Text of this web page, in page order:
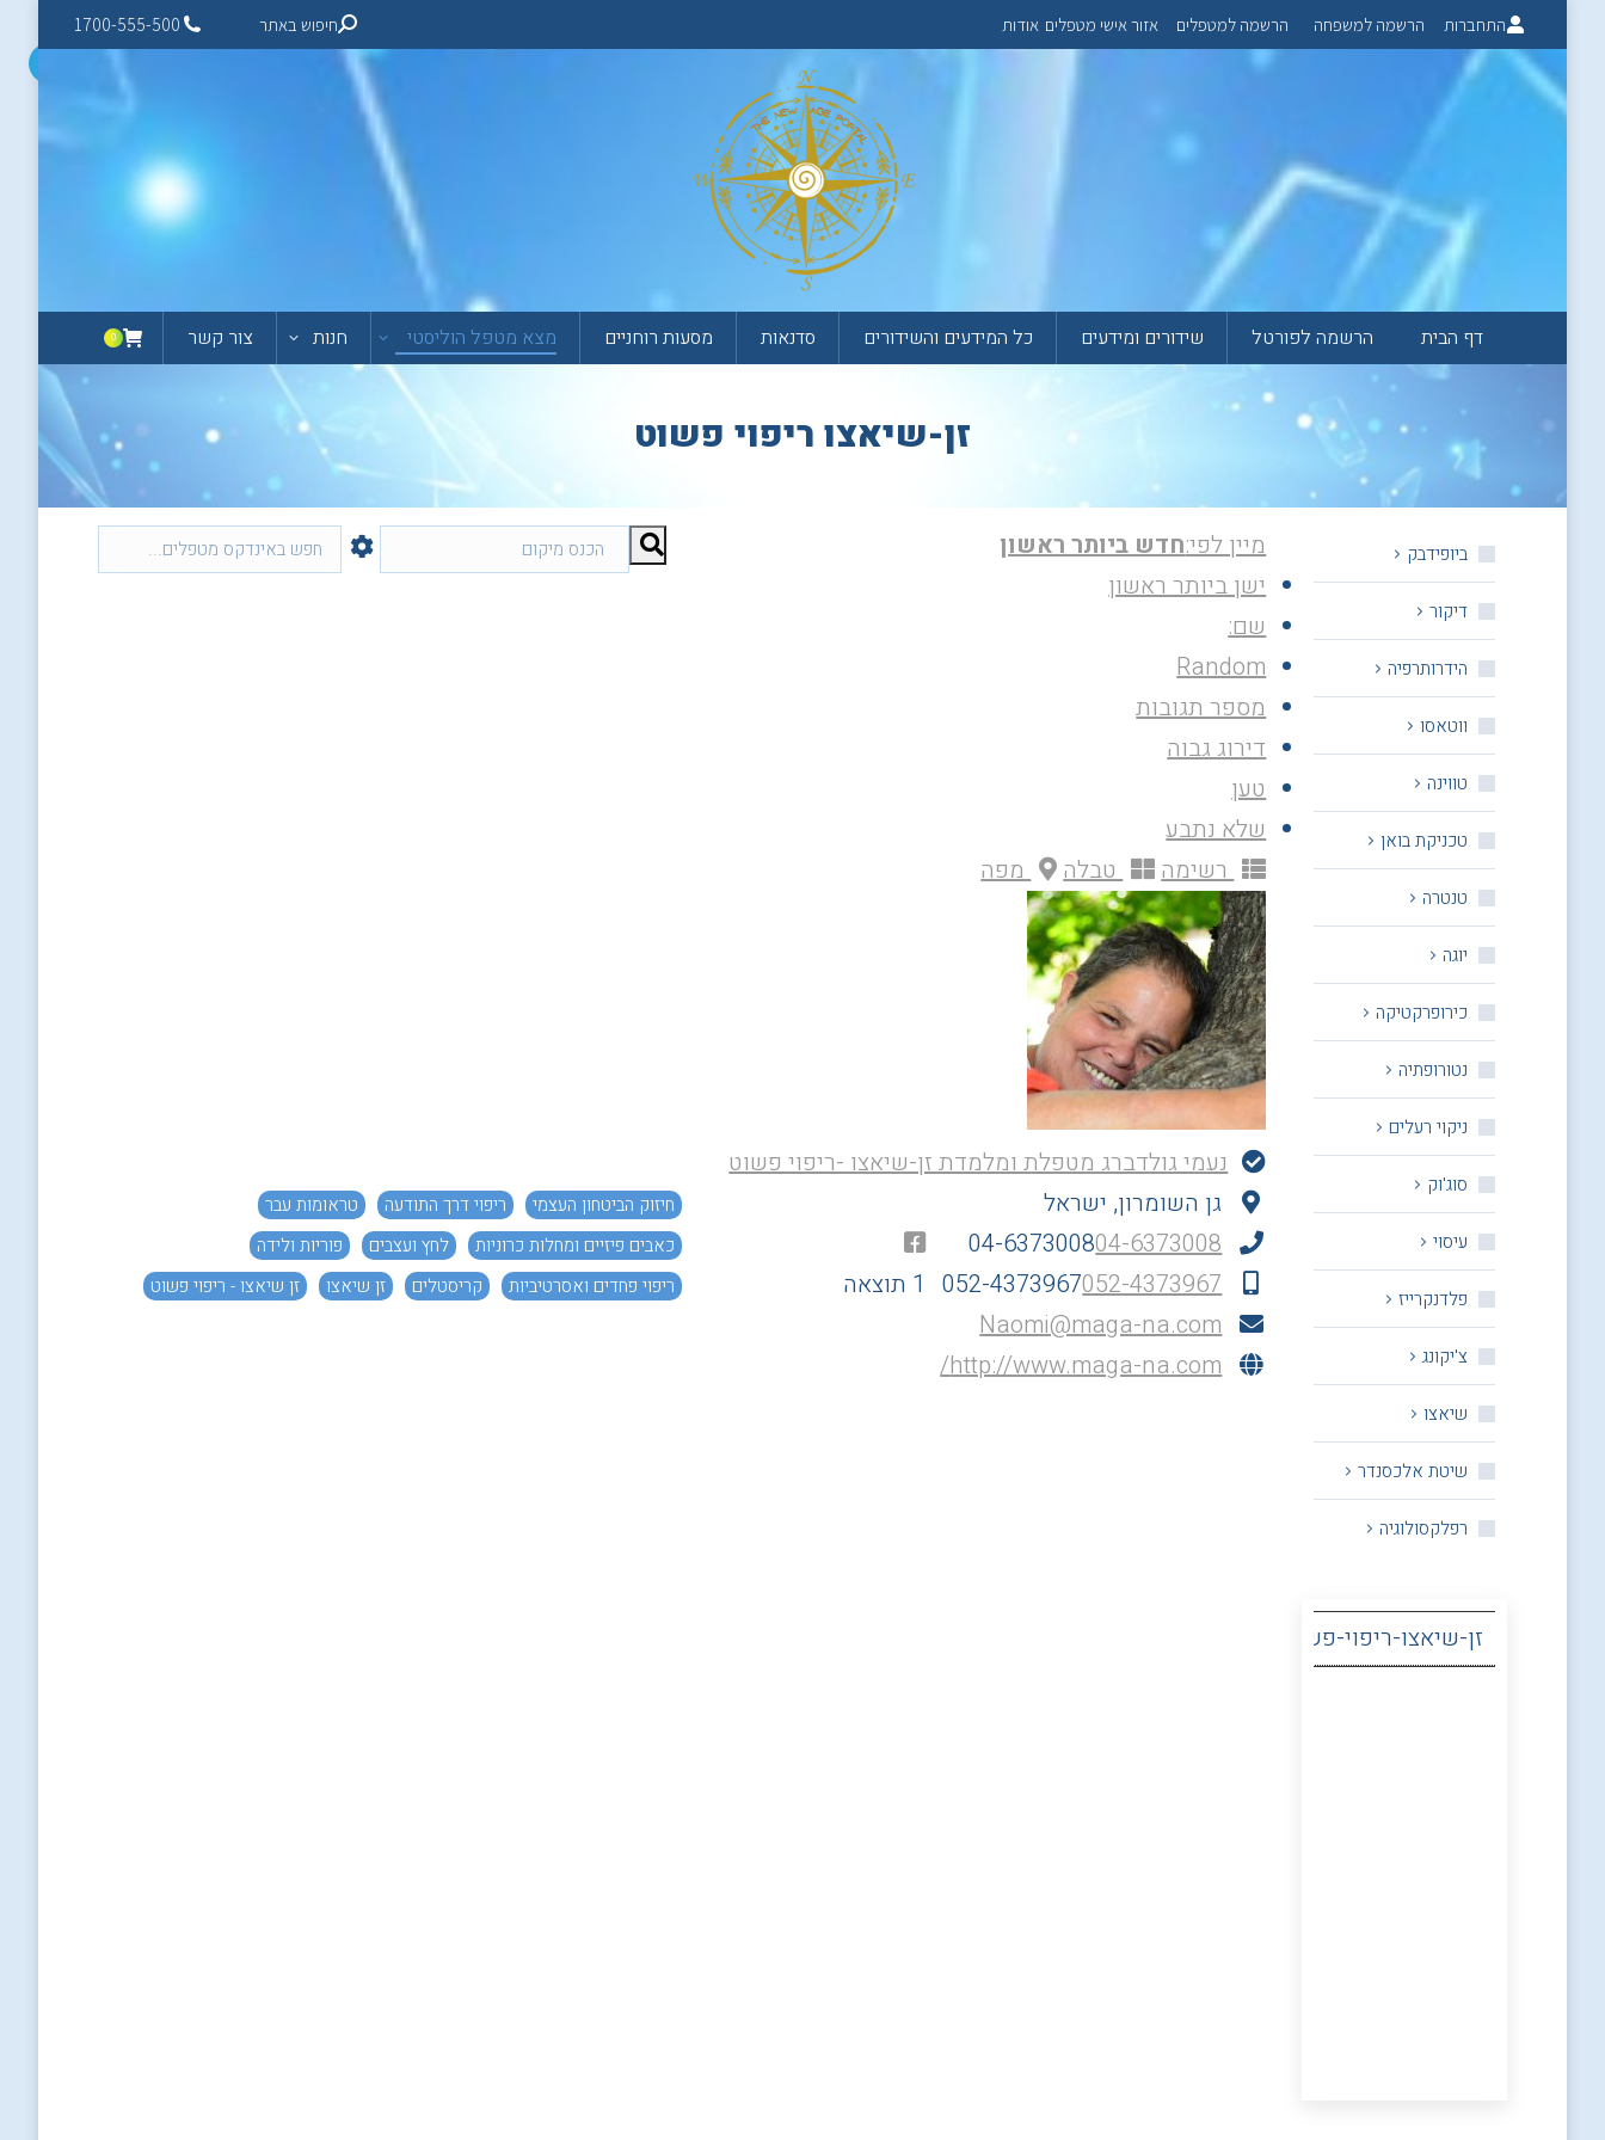
התחברות הרשמה למשפחה הרשמה למטפלים אזור אישי מטפלים אודות חיפוש באתר 1700-555-500
דף הבית הרשמה לפורטל שידורים ומידעים כל המידעים והשידורים סדנאות מסעות רוחניים מצא מטפל הוליסטי חנות צור קשר 0
זן-שיאצו ריפוי פשוט
מיין לפי:חדש ביותר ראשון
ישן ביותר ראשון
שם:
Random
מספר תגובות
דירוג גבוה
טען
שלא נתבע
רשימה
טבלה מפה
נעמי גולדברג מטפלת ומלמדת זן-שיאצו -ריפוי פשוט
חיזוק הביטחון העצמי ריפוי דרך התודעה
טראומות עבר
כאבים פיזיים ומחלות כרוניות
לחץ ועצבים
פוריות ולידה
ריפוי פחדים ואסרטיביות
קריסטלים זן שיאצו
זן שיאצו - ריפוי פשוט
גן השומרון, ישראל
04-637300804-6373008
052-4373967052-4373967
Naomi@maga-na.com
http://www.maga-na.com/
1 תוצאה
ביופידבק
דיקור
הידרותרפיה
ווטאסו
טווינה
טכניקת בואן
טנטרה
יוגה
כירופרקטיקה
נטורופתיה
ניקוי רעלים
סוג'וק
עיסוי
פלדנקרייז
צ'יקונג
שיאצו
שיטת אלכסנדר
רפלקסולוגיה
זן-שיאצו-ריפוי-פשוט